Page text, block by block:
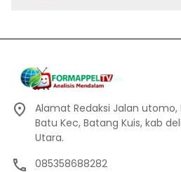
Alamat Redaksi Jalan utomo,
Batu Kec, Batang Kuis, kab
Utara.
085358688282